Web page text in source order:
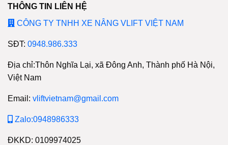
THÔNG TIN LIÊN HỆ
CÔNG TY TNHH XE NÂNG VLIFT VIỆT NAM
SĐT: 0948.986.333
Địa chỉ:Thôn Nghĩa Lại, xã Đông Anh, Thành phố Hà Nội,
Việt Nam
Email: vliftvietnam@gmail.com
Zalo:0948986333
ĐKKD: 0109974025